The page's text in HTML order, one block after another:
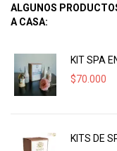
ALGUNOS
A CASA:
KIT SPA
$70.000
KITS DE